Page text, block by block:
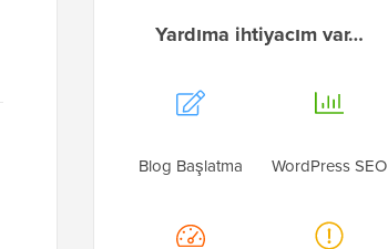
Yardıma ihtiyacım var…
Blog Başlatma WordPress SEO